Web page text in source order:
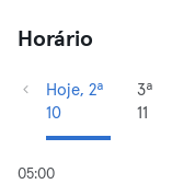
Horário
Hoje, 2ª
10
3ª
11
05:00